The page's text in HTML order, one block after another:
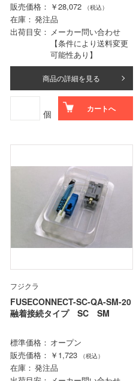
販売価格 ￥28,072 （税込）
在庫
発注品
出荷目安
メーカー問い合わせ
【条件により送料変更
可能性あり】
商品の詳細を見る
個 カートへ
フジクラ
FUSECONNECT-SC-QA-SM-20
融着接続タイプ SC SM
標準価格
オープン
販売価格
￥1,723 （税込）
在庫
発注品